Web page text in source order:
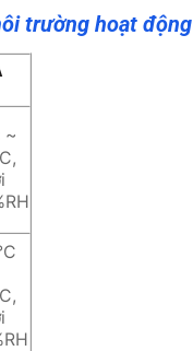
trường hoạt động
~